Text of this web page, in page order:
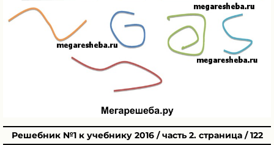
Решебник №1 к учебнику 2016 / часть 2. страница / 122